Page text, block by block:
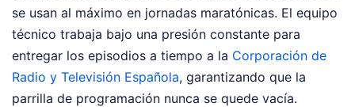
se usan al máximo en jornadas maratónicas. El equipo
técnico trabaja bajo una presión constante para
entregar los episodios a tiempo a la Corporación de
Radio y Televisión Española, garantizando que la
parrilla de programación nunca se quede vacía.